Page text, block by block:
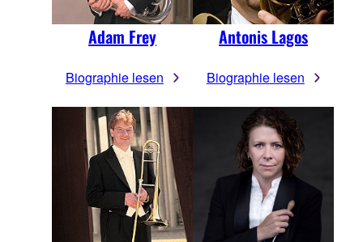
Adam Frey
Biographie lesen
Antonis Lagos
Biographie lesen